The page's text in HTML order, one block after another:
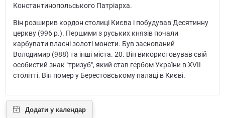
Константинопольського Патріарха.
Він розширив кордон столиці Києва і побудував Десятинну
церкву (996 р.). Першими з руських князів почали
карбувати власні золоті монети. Був заснований
Володимир (988) та інші міста. 20. Він використовував свій
особистий знак "тризуб", який став гербом України в XVII
столітті. Він помер у Берестовському палаці в Києві.